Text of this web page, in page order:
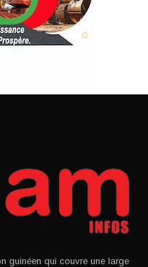
guinéen qui couvre une large